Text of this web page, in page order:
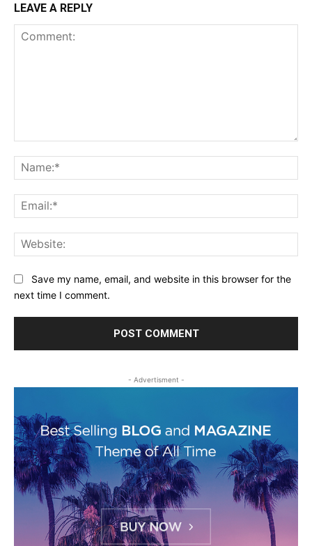
LEAVE A REPLY
Save my name, email, and website in this browser for the
next time I comment.
- Advertisment -